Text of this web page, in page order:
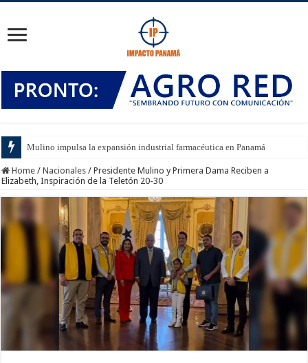
Mulino impulsa la expansión industrial farmacéutica en Panamá
Home / Nacionales / Presidente Mulino y Primera Dama Reciben a
Elizabeth, Inspiración de la Teletón 20-30